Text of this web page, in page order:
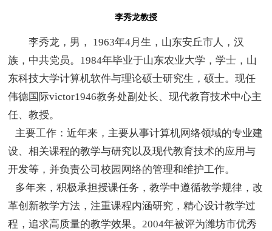
李秀龙教授
李秀龙，男， 1963年4月生，山东安丘市人，汉
族，中共党员。1984年毕业于山东农业大学，学士，山
东科技大学计算机软件与理论硕士研究生，硕士。现任
伟德国际victor1946教务处副处长、现代教育技术中心主
任、教授。
主要工作：近年来，主要从事计算机网络领域的专业建
设、相关课程的教学与研究以及现代教育技术的应用与
开发等，并负责公司校园网络的管理和维护工作。
多年来，积极承担授课任务，教学中遵循教学规律，改
革创新教学方法，注重课程内涵研究，精心设计教学过
程，追求高质量的教学效果。2004年被评为潍坊市优秀